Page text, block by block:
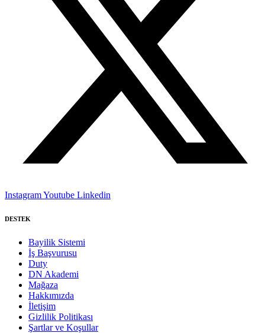
InstagramYoutube Linkedin
DESTEK
Bayilik Sistemi
İş Başvurusu
Duty
DN Akademi
Mağaza
Hakkımızda
İletişim
Gizlilik Politikası
Şartlar ve Koşullar